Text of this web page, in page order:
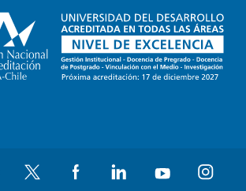
Twitter FacebookLinkedIn YouTube Instagram